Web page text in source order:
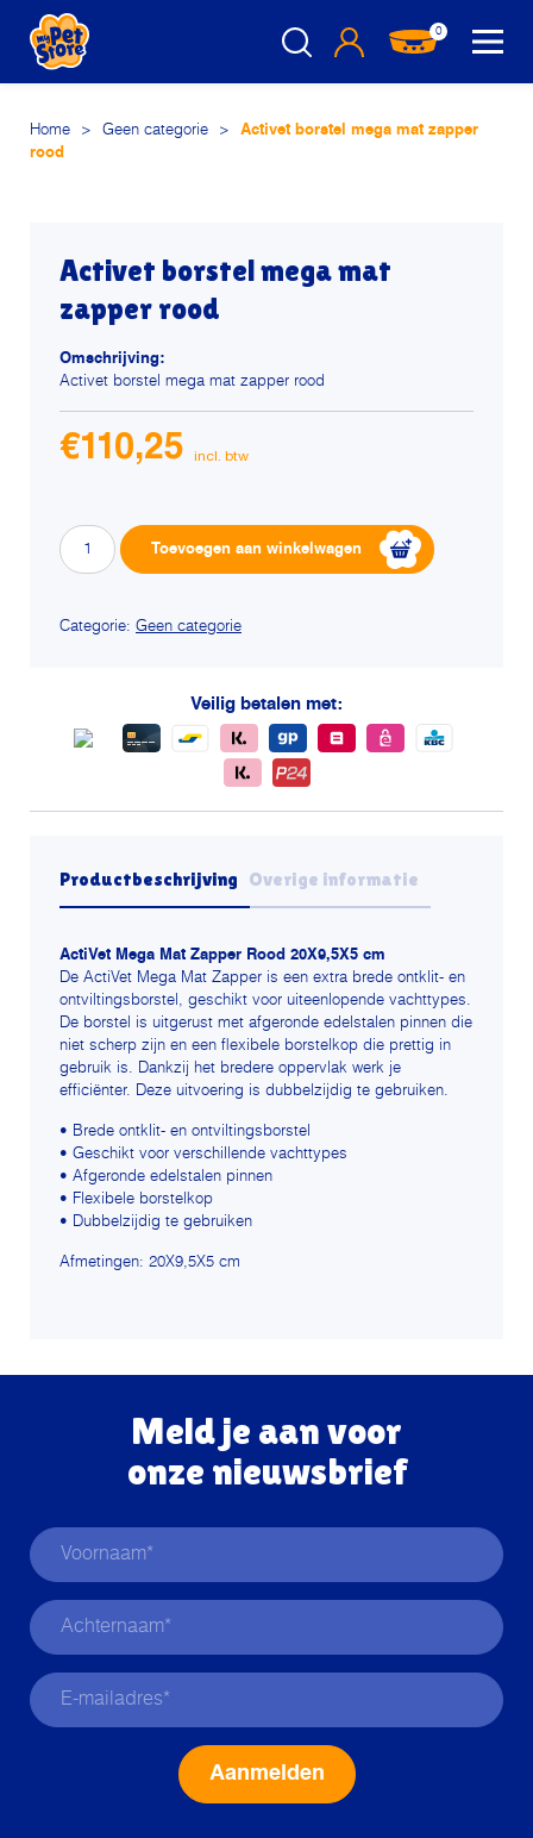
0
Home > Geen categorie >
Activet borstel mega mat zapper
rood
Activet borstel mega mat
zapper rood
Omschrijving:
Activet borstel mega mat zapper rood
€110,25
Activet
borstel
zapper
Toevoegen aan winkelwagen
Categorie: Geen categorie
Veilig betalen met:
Productbeschrijving Overige informatie
ActiVet Mega Mat Zapper Rood 20X9,5X5 cm
De ActiVet Mega Mat Zapper is een extra brede ontklit- en
ontviltingsborstel, geschikt voor uiteenlopende vachttypes.
De borstel is uitgerust met afgeronde edelstalen pinnen die
niet scherp zijn en een flexibele borstelkop die prettig in
gebruik is. Dankzij het bredere oppervlak werk je
efficiënter. Deze uitvoering is dubbelzijdig te gebruiken.
• Brede ontklit- en ontviltingsborstel
• Geschikt voor verschillende vachttypes
• Afgeronde edelstalen pinnen
• Flexibele borstelkop
• Dubbelzijdig te gebruiken
Afmetingen: 20X9,5X5 cm
Meld je aan voor
onze nieuwsbrief